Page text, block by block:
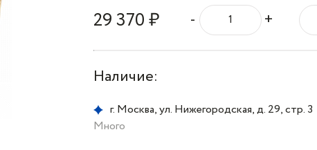
29 370 ₽ - +
Наличие:
г. Москва, ул. Нижегородская, д. 29, стр. 3
Много